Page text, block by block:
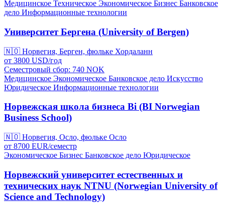
Медицинское Техническое Экономическое Бизнес Банковское
дело Информационные технологии
Университет Бергена (University of Bergen)
🇳🇴 Норвегия, Берген, фюльке Хордаланн
от 3800 USD/год
Семестровый сбор: 740 NOK
Медицинское Экономическое Банковское дело Искусство
Юридическое Информационные технологии
Норвежская школа бизнеса Bi (BI Norwegian
Business School)
🇳🇴 Норвегия, Осло, фюльке Осло
от 8700 EUR/семестр
Экономическое Бизнес Банковское дело Юридическое
Норвежский университет естественных и
технических наук NTNU (Norwegian University of
Science and Technology)